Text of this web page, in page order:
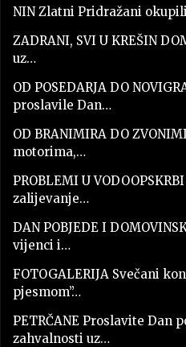
NIN Zlatni Pridražani
ZADRANI, SVI U KREŠIN
uz…
OD POSEDARJA DO
proslavile Dan…
OD BRANIMIRA DO
motorima,…
PROBLEMI U
zalijevanje…
DAN POBJEDE I
vijenci i…
FOTOGALERIJA Svečani
pjesmom”…
PETRČANE Proslavite Dan
zahvalnosti uz…